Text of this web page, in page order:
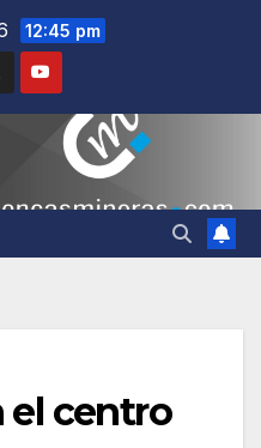
12:45 pm
el centro